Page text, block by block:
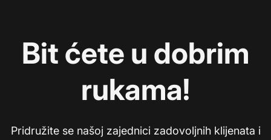
Bit ćete u dobrim
rukama!
Pridružite se našoj zajednici zadovoljnih klijenata i